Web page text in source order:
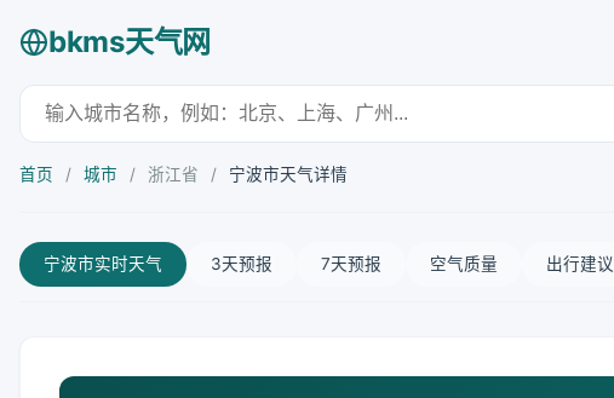
bkms天气网
首页 / 城市 / 浙江省 / 宁波市天气详情
宁波市实时天气 3天预报 7天预报 空气质量 出行建议